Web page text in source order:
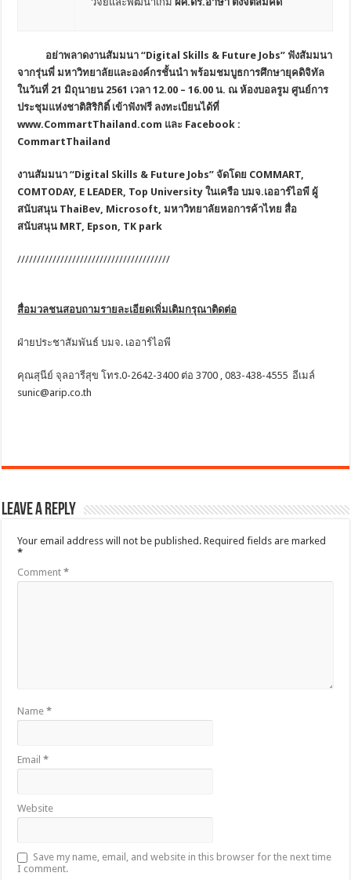
อย่าพลาดงานสัมมนา “Digital Skills & Future Jobs” ฟังสัมมนา
จากรุ่นพี่ มหาวิทยาลัยและองค์กรชั้นนำ พร้อมชมบูธการศึกษายุคดิจิทัล
ในวันที่ 21 มิถุนายน 2561 เวลา 12.00 – 16.00 น. ณ ห้องบอลรูม ศูนย์การ
ประชุมแห่งชาติสิริกิติ์ เข้าฟังฟรี ลงทะเบียนได้ที่
www.CommartThailand.com และ Facebook :
CommartThailand
งานสัมมนา “Digital Skills & Future Jobs”จัดโดย COMMART,
COMTODAY, E LEADER, Top University ในเครือ บมจ.เออาร์ไอพี ผู้
สนับสนุน ThaiBev, Microsoft, มหาวิทยาลัยหอการค้าไทย สื่อ
สนับสนุน MRT, Epson, TK park
///////////////////////////////////////
สื่อมวลชนสอบถามรายละเอียดเพิ่มเติมกรุณาติดต่อ
ฝ่ายประชาสัมพันธ์ บมจ. เออาร์ไอพี
คุณสุนีย์ จุลอารีสุข โทร.0-2642-3400 ต่อ 3700 , 083-438-4555 อีเมล์
sunic@arip.co.th
Leave a Reply
Your email address will not be published. Required fields are marked
*
Comment*
Name*
Email*
Website
Save my name, email, and website in this browser for the next time
I comment.